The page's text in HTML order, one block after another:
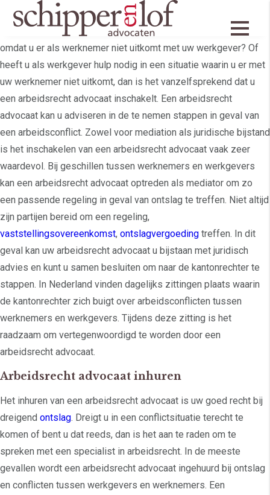
Arbeidsrecht specialisten
Bent u op zoek naar een arbeidsrecht advocaat in Alkmaar
omdat u er als werknemer niet uitkomt met uw werkgever? Of
heeft u als werkgever hulp nodig in een situatie waarin u er met
uw werknemer niet uitkomt, dan is het vanzelfsprekend dat u
een arbeidsrecht advocaat inschakelt. Een arbeidsrecht
advocaat kan u adviseren in de te nemen stappen in geval van
een arbeidsconflict. Zowel voor mediation als juridische bijstand
is het inschakelen van een arbeidsrecht advocaat vaak zeer
waardevol. Bij geschillen tussen werknemers en werkgevers
kan een arbeidsrecht advocaat optreden als mediator om zo
een passende regeling in geval van ontslag te treffen. Niet altijd
zijn partijen bereid om een regeling,
vaststellingsovereenkomst, ontslagvergoeding treffen. In dit
geval kan uw arbeidsrecht advocaat u bijstaan met juridisch
advies en kunt u samen besluiten om naar de kantonrechter te
stappen. In Nederland vinden dagelijks zittingen plaats waarin
de kantonrechter zich buigt over arbeidsconflicten tussen
werknemers en werkgevers. Tijdens deze zitting is het
raadzaam om vertegenwoordigd te worden door een
arbeidsrecht advocaat.
Arbeidsrecht advocaat inhuren
Het inhuren van een arbeidsrecht advocaat is uw goed recht bij
dreigend ontslag. Dreigt u in een conflictsituatie terecht te
komen of bent u dat reeds, dan is het aan te raden om te
spreken met een specialist in arbeidsrecht. In de meeste
gevallen wordt een arbeidsrecht advocaat ingehuurd bij ontslag
en conflicten tussen werkgevers en werknemers. Een